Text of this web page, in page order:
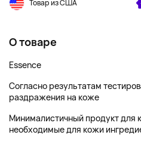
Товар из США
О товаре
Essence
Согласно результатам
раздражения на коже
Минималистичный продукт
необходимые для кожи